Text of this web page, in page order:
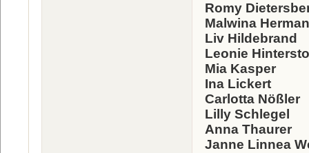
Romy
Malwina
Liv Hildebrand
Leonie
Mia Kasper
Ina Lickert
Carlotta Nößler
Lilly Schlegel
Anna Thaurer
Janne Linnea